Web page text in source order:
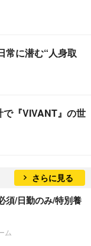
常に潜む“人身取
で『VIVANT』の世
さらに見る
須/日勤のみ/特別養
ム